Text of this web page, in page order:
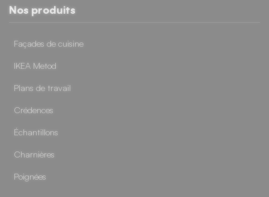
Nos produits
Façades de cuisine
IKEA Metod
Plans de travail
Crédences
Échantillons
Charnières
Poignées